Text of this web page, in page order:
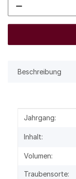
Beschreibung
Wert
Jahrgang:
Inhalt:
Volumen:
Traubensorte: